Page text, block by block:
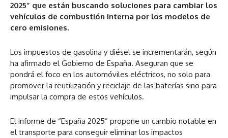
2025” que están buscando soluciones para cambiar los
vehículos de combustión interna por los modelos de
cero emisiones.
Los impuestos de gasolina y diésel se incrementarán, según
ha afirmado el Gobierno de España. Aseguran que se
pondrá el foco en los automóviles eléctricos, no solo para
promover la reutilización y reciclaje de las baterías sino para
impulsar la compra de estos vehículos.
El informe de “España 2025” propone un cambio notable en
el transporte para conseguir eliminar los impactos